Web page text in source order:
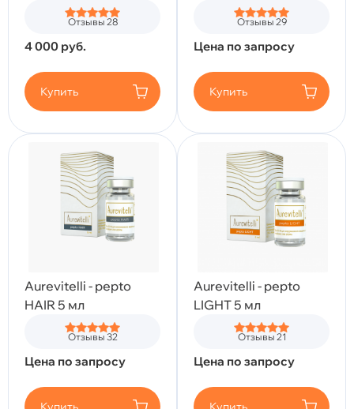
Отзывы 28
4 000 руб.
Купить
Отзывы 29
Цена по запросу
Купить
Aurevitelli - pepto
HAIR 5 мл
Отзывы 32
Цена по запросу
Aurevitelli - pepto
LIGHT 5 мл
Отзывы 21
Цена по запросу